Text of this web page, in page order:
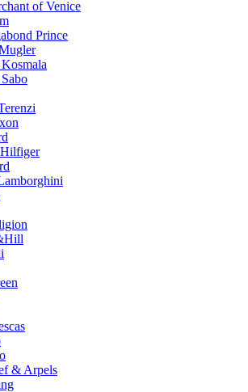
of Venice
Prince
& Arpels